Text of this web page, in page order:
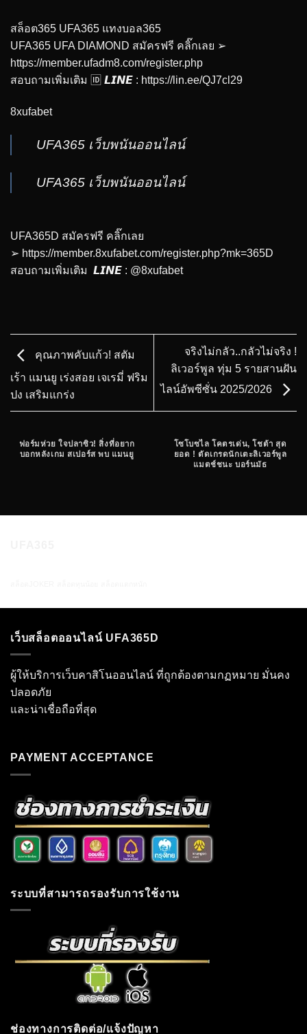
สล็อต365 UFA365 แทงบอล365
UFA365 UFA DIAMOND สมัครฟรี คลิ๊กเลย ➢
https://member.ufadm8.com/register.php
สอบถามเพิ่มเติม 🆔 𝙇𝙄𝙉𝙀 : https://lin.ee/QJ7cl29
8xufabet
UFA365 เว็บพนันออนไลน์
UFA365 เว็บพนันออนไลน์
UFA365D สมัครฟรี คลิ๊กเลย
➢ https://member.8xufabet.com/register.php?mk=365D
สอบถามเพิ่มเติม 𝙇𝙄𝙉𝙀 : @8xufabet
คุณภาพคับแก้ว! สตัม
เร้า แมนยู เร่งสอย เจเรมี่ ฟริม
ปง เสริมแกร่ง
จริงไม่กลัว..กลัวไม่จริง !
ลิเวอร์พูล ทุ่ม 5 รายสานฝัน
ไลน์อัพซีซั่น 2025/2026
ฟอร์มห่วย ใจปลาซิว! สิ่งที่อยาก
บอกหลังเกม สเปอร์ส พบ แมนยู
โซโบซไล โคตรเด่น, โชต้า สุด
ยอด ! ตัดเกรดนักเตะลิเวอร์พูล
แมตช์ชนะ บอร์นมัธ
เว็บสล็อตออนไลน์ UFA365D
ผู้ให้บริการเว็บคาสิโนออนไลน์ ที่ถูกต้องตามกฏหมาย มั่นคง
ปลอดภัย
และน่าเชื่อถือที่สุด
PAYMENT ACCEPTANCE
ระบบที่สามารถรองรับการใช้งาน
ช่องทางการติดต่อ/แจ้งปัญหา